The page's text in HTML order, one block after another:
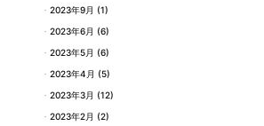
2023年9月 (1)
2023年6月 (6)
2023年5月 (6)
2023年4月 (5)
2023年3月 (12)
2023年2月 (2)